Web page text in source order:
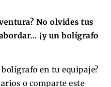
No olvides tus
¡y un bolígrafo
en tu equipaje?
o comparte este